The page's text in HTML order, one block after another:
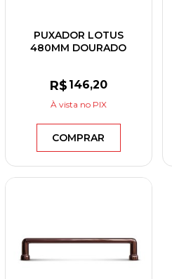
PUXADOR LOTUS
480MM DOURADO
R$ 146,20
À vista no PIX
COMPRAR